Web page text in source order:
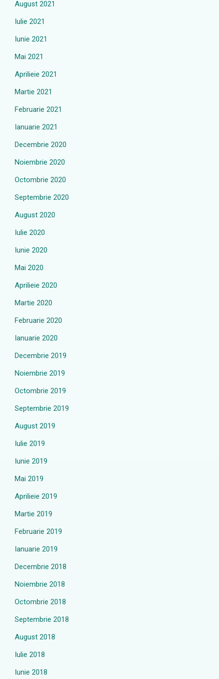
August 2021
Iulie 2021
Iunie 2021
Mai 2021
Aprilieie 2021
Martie 2021
Februarie 2021
Ianuarie 2021
Decembrie 2020
Noiembrie 2020
Octombrie 2020
Septembrie 2020
August 2020
Iulie 2020
Iunie 2020
Mai 2020
Aprilieie 2020
Martie 2020
Februarie 2020
Ianuarie 2020
Decembrie 2019
Noiembrie 2019
Octombrie 2019
Septembrie 2019
August 2019
Iulie 2019
Iunie 2019
Mai 2019
Aprilieie 2019
Martie 2019
Februarie 2019
Ianuarie 2019
Decembrie 2018
Noiembrie 2018
Octombrie 2018
Septembrie 2018
August 2018
Iulie 2018
Iunie 2018